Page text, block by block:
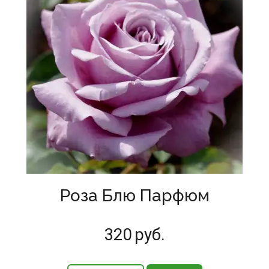
Роза Блю Парфюм
320 руб.